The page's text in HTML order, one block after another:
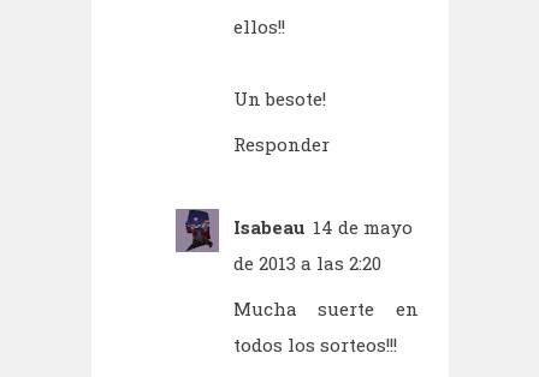
ellos!!
Un besote!
Responder
Isabeau 14 de mayo
de 2013 a las 2:20
Mucha suerte en
todos los sorteos!!!